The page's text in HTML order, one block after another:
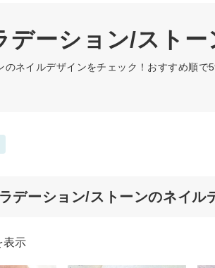
デーション/スト
ネイルデザインをチェック！おすすめ順
デーション/ストーンのネイル
表示